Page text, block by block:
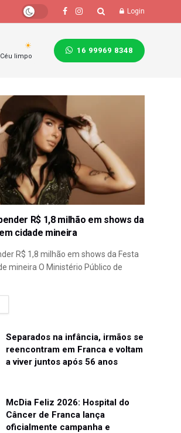
Login
Céu limpo
16 99969 8348
R$ 1,8 milhão em shows da
cidade mineira
R$ 1,8 milhão em shows da Festa
mineira O Ministério Público de
Separados na infância, irmãos se
reencontram em Franca e voltam
a viver juntos após 56 anos
McDia Feliz 2026: Hospital do
Câncer de Franca lança
oficialmente campanha e